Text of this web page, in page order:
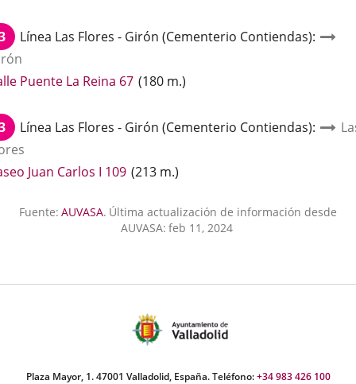
aplicación
Línea Las Flores - Girón (Cementerio Contiendas):
Puente La Reina 67Enlace
aplicación
(180 m.)
Línea Las Flores - Girón (Cementerio Contiendas):
Juan Carlos I 109Enlace
una
aplicación
(213 m.)
Fuente: AUVASA. Última actualización de información desde
AUVASA: feb 11, 2024
Plaza Mayor, 1. 47001 Valladolid, España. Teléfono:+34 983 426 100